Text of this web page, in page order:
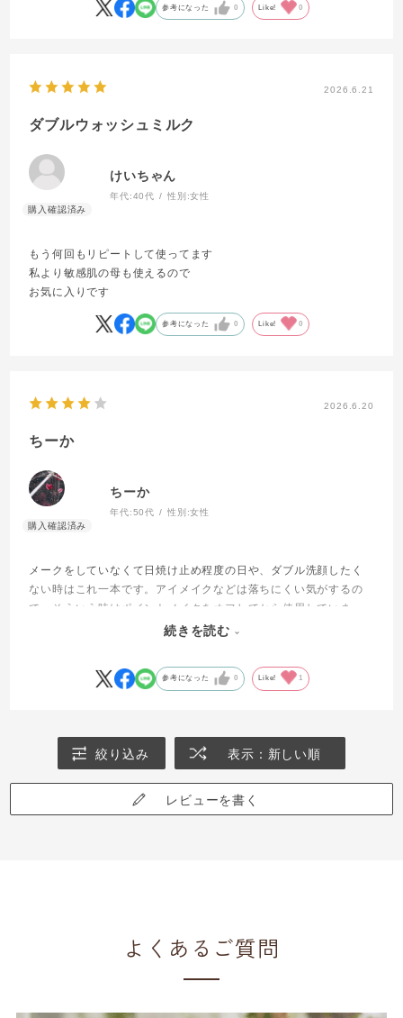
一つ欲を言えば、ふっしゅした後にノズルの先に液がたまって少
し固まる状態になってしまうので、ここが解消すればなお良いの
これからも使っていきたいと思っています。
参考になった 0 Like! 0
2026.6.21
ダブルウォッシュミルク
けいちゃん
年代:40代 性別:女性
もう何回もリピートして使ってます
私より敏感肌の母も使えるので
お気に入りです
参考になった 0 Like! 0
2026.6.20
ちーか
ちーか
年代:50代 性別:女性
メークをしていなくて日焼け止め程度の日や、ダブル洗顔したく
ない時はこれ一本です。アイメイクなどは落ちにくい気がするの
で、そういう時はポイントメイクをオフしてから使用していま
続きを読む
参考になった 0 Like! 1
絞り込み 表示：新しい順
レビューを書く
よくあるご質問